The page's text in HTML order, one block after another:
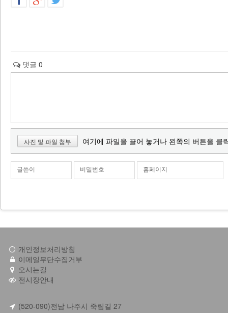
댓글 0
사진 및 파일 첨부 여기에 파일을 끌어 놓거나 왼쪽의 버튼을 클
글쓴이 비밀번호 홈페이지
개인정보처리방침
이메일무단수집거부
오시는길
전시장안내
(520-090)전남 나주시 죽림길 27